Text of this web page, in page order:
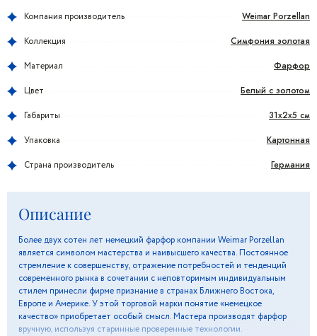
Компания производитель Weimar Porzellan
Коллекция Симфония золотая
Материал Фарфор
Цвет Белый с золотом
Габариты 31x2x5 см
Упаковка Картонная
Страна производитель Германия
Описание
Более двух сотен лет немецкий фарфор компании Weimar Porzellan
является символом мастерства и наивысшего качества. Постоянное
стремление к совершенству, отражение потребностей и тенденций
современного рынка в сочетании с неповторимым индивидуальным
стилем принесли фирме признание в странах Ближнего Востока,
Европе и Америке. У этой торговой марки понятие «немецкое
качество» приобретает особый смысл. Мастера производят фарфор
вручную, используя старинные проверенные технологии.